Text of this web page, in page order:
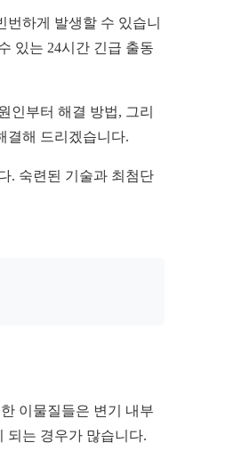
하게 발생할 수 있습니
있는 24시간 긴급 출동
인부터 해결 방법, 그리
결해 드리겠습니다.
. 숙련된 기술과 최첨단
이물질들은 변기 내부
되는 경우가 많습니다.